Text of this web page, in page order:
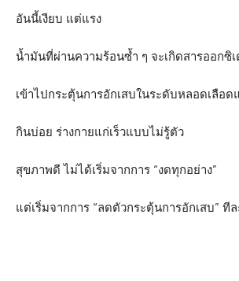
อันนี้เงียบ แต่แรง
น้ำมันที่ผ่านความร้อนซ้ำ ๆ จะเกิดสารออกซิ
เข้าไปกระตุ้นการอักเสบในระดับหลอดเลือด
กินบ่อย ร่างกายแก่เร็วแบบไม่รู้ตัว
สุขภาพดี ไม่ได้เริ่มจากการ “งดทุกอย่าง”
แต่เริ่มจากการ “ลดตัวกระตุ้นการอักเสบ” ที